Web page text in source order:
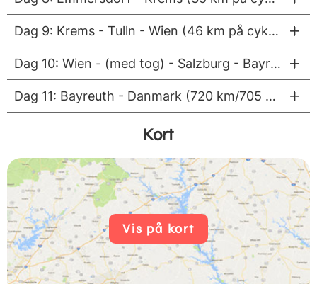
Dag 9: Krems - Tulln - Wien (46 km på cykel)
Dag 10: Wien - (med tog) - Salzburg - Bayreuth (380 km)
Dag 11: Bayreuth - Danmark (720 km/705 km/550 km)
Kort
Vis på kort